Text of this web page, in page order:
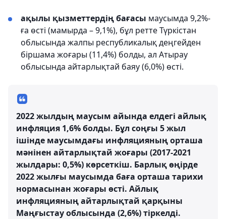
ақылы қызметтердің бағасы маусымда 9,2%-
ға өсті (мамырда – 9,1%), бұл ретте Түркістан
облысында жалпы республикалық деңгейден
біршама жоғары (11,4%) болды, ал Атырау
облысында айтарлықтай баяу (6,0%) өсті.
2022 жылдың маусым айында елдегі айлық
инфляция 1,6% болды. Бұл соңғы 5 жыл
ішінде маусымдағы инфляцияның орташа
мәнінен айтарлықтай жоғары (2017-2021
жылдары: 0,5%) көрсеткіш. Барлық өңірде
2022 жылғы маусымда баға орташа тарихи
нормасынан жоғары өсті. Айлық
инфляцияның айтарлықтай қарқыны
Маңғыстау облысында (2,6%) тіркелді.